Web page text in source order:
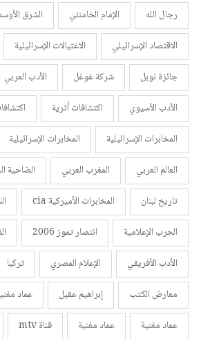
رجال الله
الإمام الخامنئي الشرق
الاقتصاد الإسرائيلي
الاغتيالات الإسرائيلية
جائزة نوبل
شركة غوغل الأدب العربي
الأدب الأسيوي
اكتشافات أثرية
المخابرات الإسرائيلية
المخابرات الإسرائيلية
العالم العربي
المغرب العربي الضاحية
تاريخ لبنان
المخابرات الأميركية cia
الحرب الإعلامية
انتصار تموز 2006
الأدب الأفريقي
الإعلام المصري تركيا
معارض الكتب
إبراهيم عقيل عماد
عماد مغنية
عماد مغنية قناة mtv